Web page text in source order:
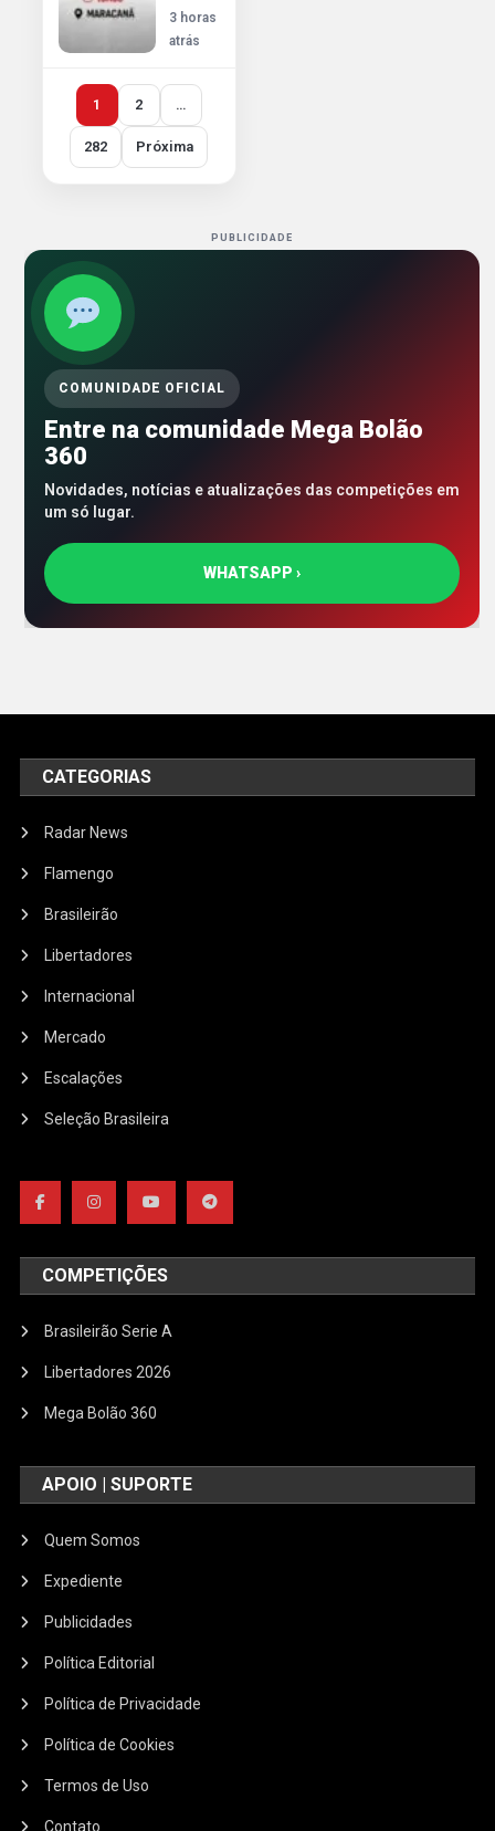
3 horas
atrás
1 2 …
282 Próxima
PUBLICIDADE
COMUNIDADE OFICIAL
Entre na comunidade Mega Bolão
360
Novidades, notícias e atualizações das competições em
um só lugar.
WHATSAPP ›
CATEGORIAS
Radar News
Flamengo
Brasileirão
Libertadores
Internacional
Mercado
Escalações
Seleção Brasileira
COMPETIÇÕES
Brasileirão Serie A
Libertadores 2026
Mega Bolão 360
APOIO | SUPORTE
Quem Somos
Expediente
Publicidades
Política Editorial
Política de Privacidade
Política de Cookies
Termos de Uso
Contato